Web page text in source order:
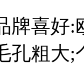
牌喜好
孔粗大;